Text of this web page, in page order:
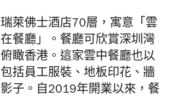
萊佛士酒店70層，寓意「雲
餐廳」。餐廳可欣賞深圳灣
瞰香港。這家雲中餐廳也以
括員工服裝、地板印花、牆
子。自2019年開業以來，餐